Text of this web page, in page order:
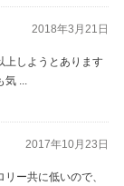
2018年3月21日
上しようとあります
...
2017年10月23日
ー共に低いので、